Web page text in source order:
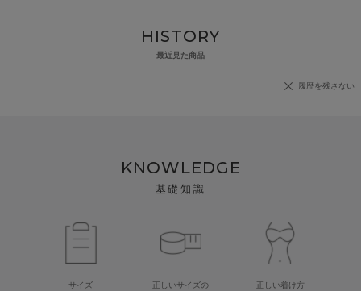
HISTORY
最近見た商品
履歴を残さない
KNOWLEDGE
基礎知識
サイズ
正しいサイズの
正しい着け方